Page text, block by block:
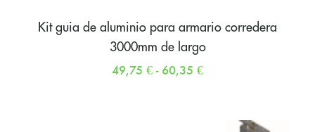
Kit guia de aluminio para armario corredera
3000mm de largo
49,75 € - 60,35 €